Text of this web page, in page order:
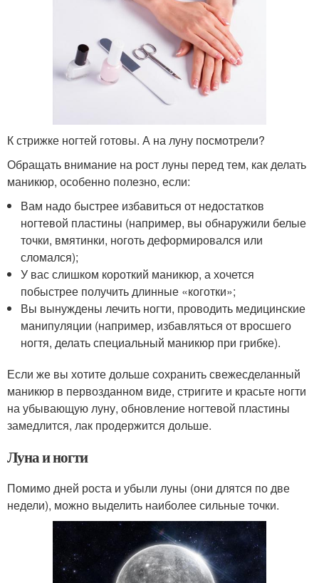
К стрижке ногтей готовы. А на луну посмотрели?
Обращать внимание на рост луны перед тем, как делать
маникюр, особенно полезно, если:
Вам надо быстрее избавиться от недостатков
ногтевой пластины (например, вы обнаружили белые
точки, вмятинки, ноготь деформировался или
сломался);
У вас слишком короткий маникюр, а хочется
побыстрее получить длинные «коготки»;
Вы вынуждены лечить ногти, проводить медицинские
манипуляции (например, избавляться от вросшего
ногтя, делать специальный маникюр при грибке).
Если же вы хотите дольше сохранить свежесделанный
маникюр в первозданном виде, стригите и красьте ногти
на убывающую луну, обновление ногтевой пластины
замедлится, лак продержится дольше.
Луна и ногти
Помимо дней роста и убыли луны (они длятся по две
недели), можно выделить наиболее сильные точки.